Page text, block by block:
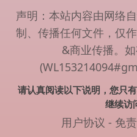
声明：本站内容由网络
制、传播任何文件，仅
&商业传播。
请认真阅读以下说明，您只
继续访
用户协议 - 免